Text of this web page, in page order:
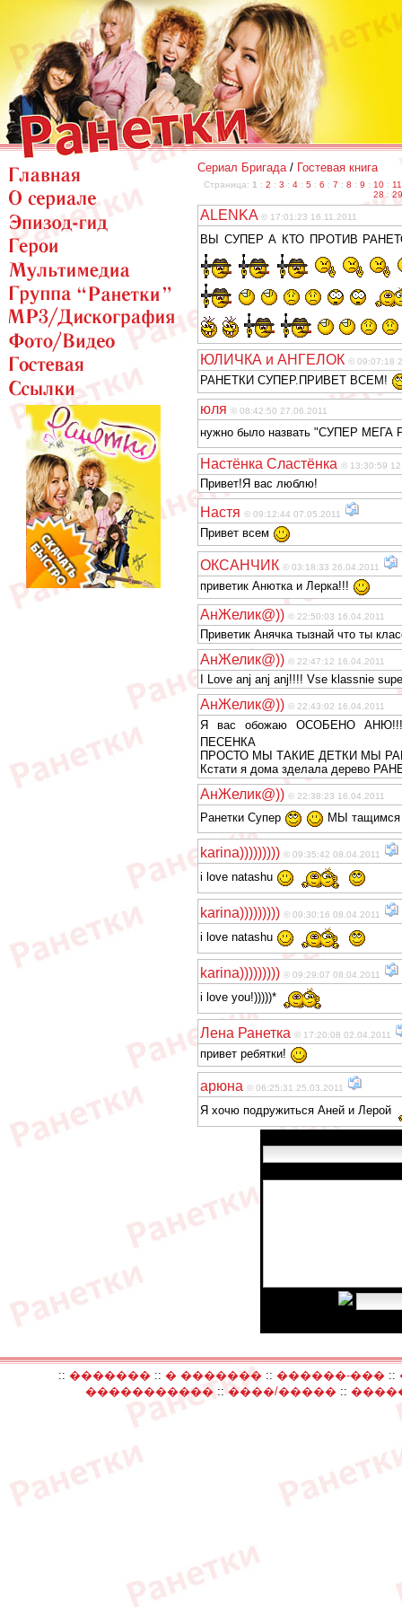
Сериал Бригада/ Гостевая книга
Страница: 1 : 2 : 3 : 4 : 5 : 6 : 7 : 8 : 9 : 10 : 11
28 : 29
ALENKA © 17:01:23 16.11.2011
ВЫ СУПЕР А КТО ПРОТИВ
ЮЛИЧКА и АНГЕЛОК © 09:07:18
РАНЕТКИ СУПЕР.ПРИВЕТ ВСЕМ!
юля © 08:42:50 27.06.2011
нужно было назвать "СУПЕР
Настёнка Сластёнка © 13:30:59
Привет!Я вас люблю!
Настя © 09:12:44 07.05.2011
Привет всем
ОКСАНЧИК © 03:18:33 26.04.2011
приветик Анютка и Лерка!!!
АнЖелик@)) © 22:50:03 16.04.2011
Приветик Анячка тызнай что ты
АнЖелик@)) © 22:47:12 16.04.2011
I Love anj anj anj!!!! Vse klassnie
АнЖелик@)) © 22:43:02 16.04.2011
Я вас обожаю ОСОБЕНО
ПЕСЕНКА
ПРОСТО МЫ ТАКИЕ ДЕТКИ МЫ
Кстати я дома зделала дерево
АнЖелик@)) © 22:38:23 16.04.2011
Ранетки Супер МЫ тащимся
karina))))))))) © 09:35:42 08.04.2011
i love natashu
karina))))))))) © 09:30:16 08.04.2011
i love natashu
karina))))))))) © 09:29:07 08.04.2011
i love you!)))))*
Лена Ранетка © 17:20:08 02.04.2011
привет ребятки!
арюна © 06:25:31 25.03.2011
Я хочю подружиться Аней и Лерой
:: ������� :: � ������� :: ������-��� ::
�����������:: ����/����� ::